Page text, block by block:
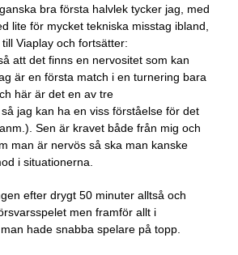
bra första halvlek tycker jag, med
lite för mycket tekniska misstag ibland,
Viaplay och fortsätter:
att det finns en nervositet som kan
är en första match i en turnering bara
här är det en av tre
jag kan ha en viss förståelse för det
Sen är kravet både från mig och
man är nervös så ska man kanske
i situationerna.
efter drygt 50 minuter alltså och
men framför allt i
hade snabba spelare på topp.